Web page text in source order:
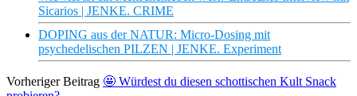
Sicarios | JENKE. CRIME
DOPING aus der NATUR: Micro-Dosing mit
psychedelischen PILZEN | JENKE. Experiment
Vorheriger Beitrag 🤩 Würdest du diesen schottischen Kult Snack